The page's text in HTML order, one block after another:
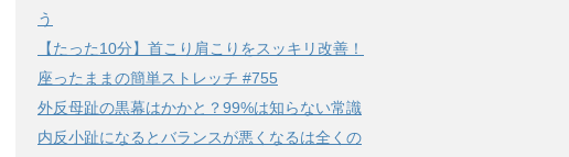
う
【たった10分】首こり肩こりをスッキリ改善！
座ったままの簡単ストレッチ #755
外反母趾の黒幕はかかと？99%は知らない常識
内反小趾になるとバランスが悪くなるは全くの